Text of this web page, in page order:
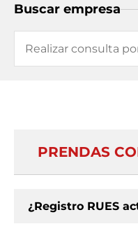
Buscar empresa
PRENDAS
¿Registro RUES